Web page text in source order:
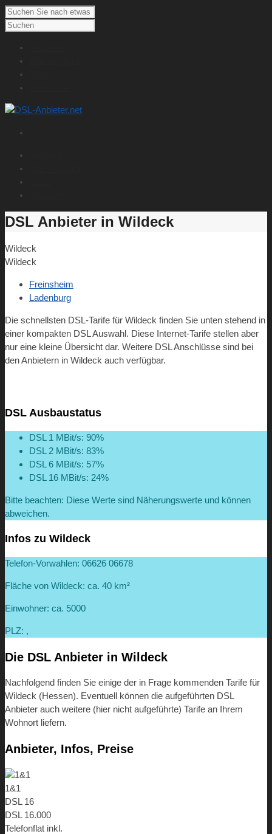
DSL Anbieter in Wildeck
Wildeck
Wildeck
Freinsheim
Ladenburg
Die schnellsten DSL-Tarife für Wildeck finden Sie unten stehend in
einer kompakten DSL Auswahl. Diese Internet-Tarife stellen aber
nur eine kleine Übersicht dar. Weitere DSL Anschlüsse sind bei
den Anbietern in Wildeck auch verfügbar.
DSL Ausbaustatus
DSL 1 MBit/s: 90%
DSL 2 MBit/s: 83%
DSL 6 MBit/s: 57%
DSL 16 MBit/s: 24%
Bitte beachten: Diese Werte sind Näherungswerte und können
abweichen.
Infos zu Wildeck
Telefon-Vorwahlen: 06626 06678
Fläche von Wildeck: ca. 40 km²
Einwohner: ca. 5000
PLZ: ,
Die DSL Anbieter in Wildeck
Nachfolgend finden Sie einige der in Frage kommenden Tarife für
Wildeck (Hessen). Eventuell können die aufgeführten DSL
Anbieter auch weitere (hier nicht aufgeführte) Tarife an Ihrem
Wohnort liefern.
Anbieter, Infos, Preise
1&1
DSL 16
DSL 16.000
Telefonflat inkl.